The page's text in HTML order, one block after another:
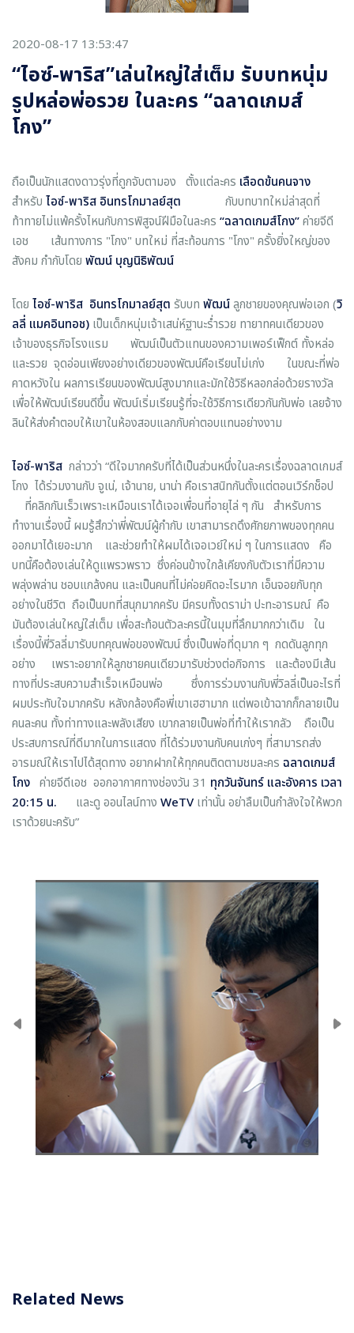
2020-08-17 13:53:47
“ไอซ์-พาริส”เล่นใหญ่ใส่เต็ม รับบทหนุ่ม
รูปหล่อพ่อรวย ในละคร “ฉลาดเกมส์
โกง”
ถือเป็นนักแสดงดาวรุ่งที่ถูกจับตามอง ตั้งแต่ละคร เลือดข้นคนจาง
สำหรับ ไอซ์-พาริส อินทรโกมาลย์สุต กับบทบาทใหม่ล่าสุดที่
ท้าทายไม่แพ้ครั้งไหนกับการพิสูจน์ฝีมือในละคร “ฉลาดเกมส์โกง”ค่ายจีดี
เอช เส้นทางการ "โกง" บทใหม่ ที่สะท้อนการ "โกง" ครั้งยิ่งใหญ่ของ
สังคม กำกับโดย พัฒน์ บุญนิธิพัฒน์
โดย ไอซ์-พาริส อินทรโกมาลย์สุต รับบท พัฒน์ลูกชายของคุณพ่อเอก (วิ
ลลี่ แมคอินทอช) เป็นเด็กหนุ่มเจ้าเสน่ห์ฐานะร่ำรวย ทายาทคนเดียวของ
เจ้าของธุรกิจโรงแรม พัฒน์เป็นตัวแทนของความเพอร์เฟ็กต์ ทั้งหล่อ
และรวย จุดอ่อนเพียงอย่างเดียวของพัฒน์คือเรียนไม่เก่ง ในขณะที่พ่อ
คาดหวังใน ผลการเรียนของพัฒน์สูงมากและมักใช้วิธีหลอกล่อด้วยรางวัล
เพื่อให้พัฒน์เรียนดีขึ้น พัฒน์เริ่มเรียนรู้ที่จะใช้วิธีการเดียวกันกับพ่อ เลยจ้าง
ลินให้ส่งคำตอบให้เขาในห้องสอบแลกกับค่าตอบแทนอย่างงาม
ไอซ์-พาริส กล่าวว่า “ดีใจมากครับที่ได้เป็นส่วนหนึ่งในละครเรื่องฉลาดเกมส์
โกง ได้ร่วมงานกับ จูเน่, เจ้านาย, นาน่า คือเราสนิทกันตั้งแต่ตอนเวิร์กช็อป
ที่คลิกกันเร็วเพราะเหมือนเราได้เจอเพื่อนที่อายุไล่ ๆ กัน สำหรับการ
ทำงานเรื่องนี้ ผมรู้สึกว่าพี่พัฒน์ผู้กำกับ เขาสามารถดึงศักยภาพของทุกคน
ออกมาได้เยอะมาก และช่วยทำให้ผมได้เจอเวย์ใหม่ ๆ ในการแสดง คือ
บทนี้คือต้องเล่นให้ดูแพรวพราว ซึ่งค่อนข้างใกล้เคียงกับตัวเราที่มีความ
พลุ่งพล่าน ชอบแกล้งคน และเป็นคนที่ไม่ค่อยคิดอะไรมาก เอ็นจอยกับทุก
อย่างในชีวิต ถือเป็นบทที่สนุกมากครับ มีครบทั้งดราม่า ปะทะอารมณ์ คือ
มันต้องเล่นใหญ่ใส่เต็ม เพื่อสะท้อนตัวละครนี้ในมุมที่ลึกมากกว่าเดิม ใน
เรื่องนี้พี่วิลลี่มารับบทคุณพ่อของพัฒน์ ซึ่งเป็นพ่อที่ดุมาก ๆ กดดันลูกทุก
อย่าง เพราะอยากให้ลูกชายคนเดียวมารับช่วงต่อกิจการ และต้องมีเส้น
ทางที่ประสบความสำเร็จเหมือนพ่อ ซึ่งการร่วมงานกับพี่วิลลี่เป็นอะไรที่
ผมประทับใจมากครับ หลังกล้องคือพี่เขาเฮฮามาก แต่พอเข้าฉากก็กลายเป็น
คนละคน ทั้งท่าทางและพลังเสียง เขากลายเป็นพ่อที่ทำให้เรากลัว ถือเป็น
ประสบการณ์ที่ดีมากในการแสดง ที่ได้ร่วมงานกับคนเก่งๆ ที่สามารถส่ง
อารมณ์ให้เราไปได้สุดทาง อยากฝากให้ทุกคนติดตามชมละคร ฉลาดเกมส์
โกง ค่ายจีดีเอช ออกอากาศทางช่องวัน 31 ทุกวันจันทร์ และอังคาร เวลา
20:15 น. และดู ออนไลน์ทาง WeTV เท่านั้น อย่าลืมเป็นกำลังใจให้พวก
เราด้วยนะครับ”
Related News